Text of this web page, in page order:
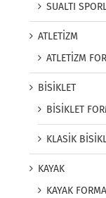
SUALTI
ATLETİZM
ATLETİZM
BİSİKLET
BİSİKLET
KLASİK
KAYAK
KAYAK FORMA